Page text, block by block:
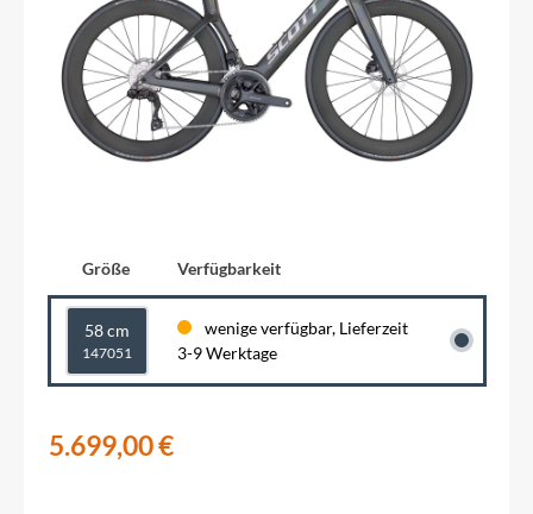
Größe Verfügbarkeit
58 cm
147051
wenige verfügbar, Lieferzeit
3-9 Werktage
5.699,00 €